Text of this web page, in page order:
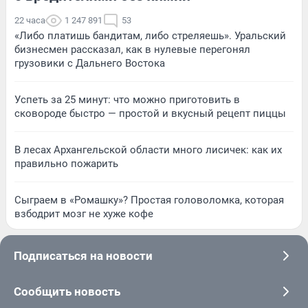
22 часа 1 247 891 53
«Либо платишь бандитам, либо стреляешь». Уральский
бизнесмен рассказал, как в нулевые перегонял
грузовики с Дальнего Востока
Успеть за 25 минут: что можно приготовить в
сковороде быстро — простой и вкусный рецепт пиццы
В лесах Архангельской области много лисичек: как их
правильно пожарить
Сыграем в «Ромашку»? Простая головоломка, которая
взбодрит мозг не хуже кофе
Подписаться на новости
Сообщить новость